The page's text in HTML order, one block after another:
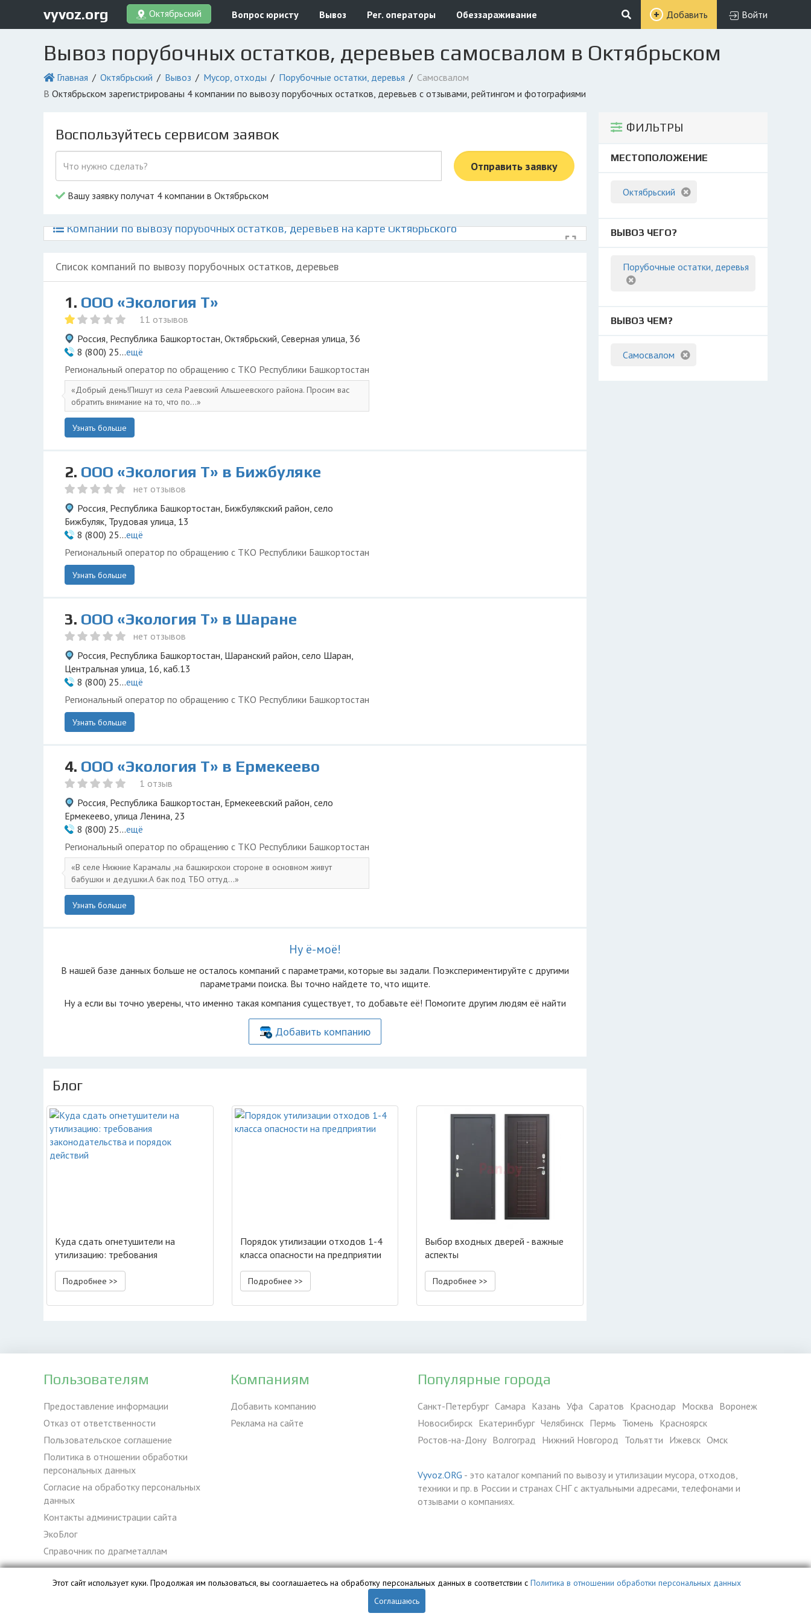
vyvoz.org Октябрьский Вопрос юристу Вывоз Рег. операторы Обеззараживание Добавить Войти
Вывоз порубочных остатков, деревьев самосвалом в Октябрьском
Главная Октябрьский Вывоз Мусор, отходы Порубочные остатки, деревья
Самосвалом
в Октябрьском зарегистрированы 4 компании по вывозу порубочных остатков, деревьев с отзывами, рейтингом и фотографиями
ФИЛЬТРЫ
МЕСТОПОЛОЖЕНИЕ
Октябрьский
ВЫВОЗ ЧЕГО?
Порубочные остатки, деревья
ВЫВОЗ ЧЕМ?
Самосвалом
Воспользуйтесь сервисом заявок
Отправить заявку
Вашу заявку получат 4 компании в Октябрьском
Компании по вывозу порубочных остатков, деревьев на карте Октябрьского
Список компаний по вывозу порубочных остатков, деревьев
1. ООО «Экология Т»
11 отзывов
Россия, Республика Башкортостан, Октябрьский, Северная улица, 36
8 (800) 25...ещё
Региональный оператор по обращению с ТКО Республики Башкортостан
Добрый день!Пишут из села Раевский Альшеевского района. Просим вас
обратить внимание на то, что по...
Узнать больше
2. ООО «Экология Т» в Бижбуляке
нет отзывов
Россия, Республика Башкортостан, Бижбулякский район, село
Бижбуляк, Трудовая улица, 13
8 (800) 25...ещё
Региональный оператор по обращению с ТКО Республики Башкортостан
Узнать больше
3. ООО «Экология Т» в Шаране
нет отзывов
Россия, Республика Башкортостан, Шаранский район, село Шаран,
Центральная улица, 16, каб.13
8 (800) 25...ещё
Региональный оператор по обращению с ТКО Республики Башкортостан
Узнать больше
4. ООО «Экология Т» в Ермекеево
1 отзыв
Россия, Республика Башкортостан, Ермекеевский район, село
Ермекеево, улица Ленина, 23
8 (800) 25...ещё
Региональный оператор по обращению с ТКО Республики Башкортостан
В селе Нижние Карамалы ,на башкирскои стороне в основном живут
бабушки и дедушки.А бак под ТБО оттуд...
Узнать больше
Ну ё-моё!
В нашей базе данных больше не осталоcь компаний с параметрами, которые вы задали. Поэкспериментируйте с другими
параметрами поиска. Вы точно найдете то, что ищите.
Ну а если вы точно уверены, что именно такая компания существует, то добавьте её! Помогите другим людям её найти
Добавить компанию
Блог
Куда сдать огнетушители на
утилизацию: требования
законодательства и порядок
действий
Подробнее >>
Порядок утилизации отходов 1-4
класса опасности на предприятии
Подробнее >>
Выбор входных дверей - важные
аспекты
Подробнее >>
Пользователям
Предоставление информации
Отказ от ответственности
Пользовательское соглашение
Политика в отношении обработки
персональных данных
Согласие на обработку персональных
данных
Контакты администрации сайта
ЭкоБлог
Справочник по драгметаллам
Компаниям
Добавить компанию
Реклама на сайте
Популярные города
Санкт-Петербург Самара Казань Уфа Саратов Краснодар Москва Воронеж
Новосибирск Екатеринбург Челябинск Пермь Тюмень Красноярск
Ростов-на-Дону Волгоград Нижний Новгород Тольятти Ижевск Омск
Vyvoz.ORG - это каталог компаний по вывозу и утилизации мусора, отходов,
техники и пр. в России и странах СНГ с актуальными адресами, телефонами и
отзывами о компаниях.
База данных сайта vyvoz.org является интеллектуальной собственностью ООО «Профит» и охраняется законом.
Этот сайт использует куки. Продолжая им пользоваться, вы сооглашаетесь на обработку персональных данных в соответствии с Политика в отношении обработки персональных данных
Соглашаюсь